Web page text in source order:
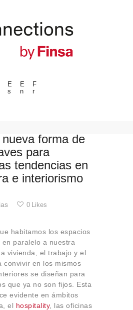
E
s
E
n
F
r
forma de
para
tendencias en
e interiorismo
0 Likes
habitamos los espacios
paralelo a nuestra
vivienda, el trabajo y el
convivir en los mismos
se diseñan para
que ya no son fijos. Esta
evidente en ámbitos
el hospitality, las oficinas